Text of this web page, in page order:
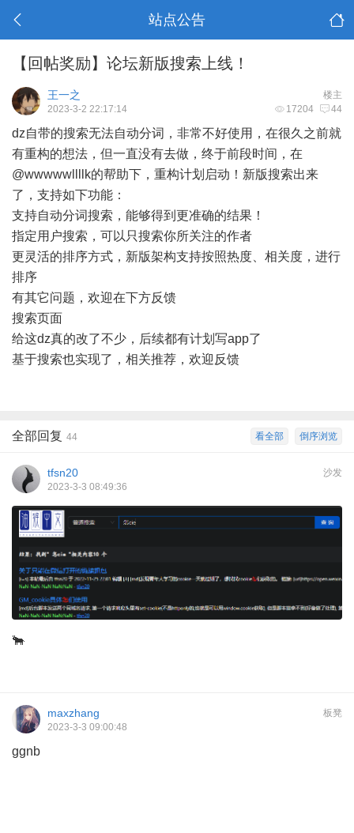
站点公告
【回帖奖励】论坛新版搜索上线！
楼主
王一之
17204 44
2023-3-2 22:17:14
dz自带的搜索无法自动分词，非常不好使用，在很久之前就
有重构的想法，但一直没有去做，终于前段时间，在
@wwwwwllllk的帮助下，重构计划启动！新版搜索出来
了，支持如下功能：
支持自动分词搜索，能够得到更准确的结果！
指定用户搜索，可以只搜索你所关注的作者
更灵活的排序方式，新版架构支持按照热度、相关度，进行
排序
有其它问题，欢迎在下方反馈
搜索页面
给这dz真的改了不少，后续都有计划写app了
基于搜索也实现了，相关推荐，欢迎反馈
倒序浏览
看全部
全部回复 44
沙发
tfsn20
2023-3-3 08:49:36
🐂
板凳
maxzhang
2023-3-3 09:00:48
ggnb